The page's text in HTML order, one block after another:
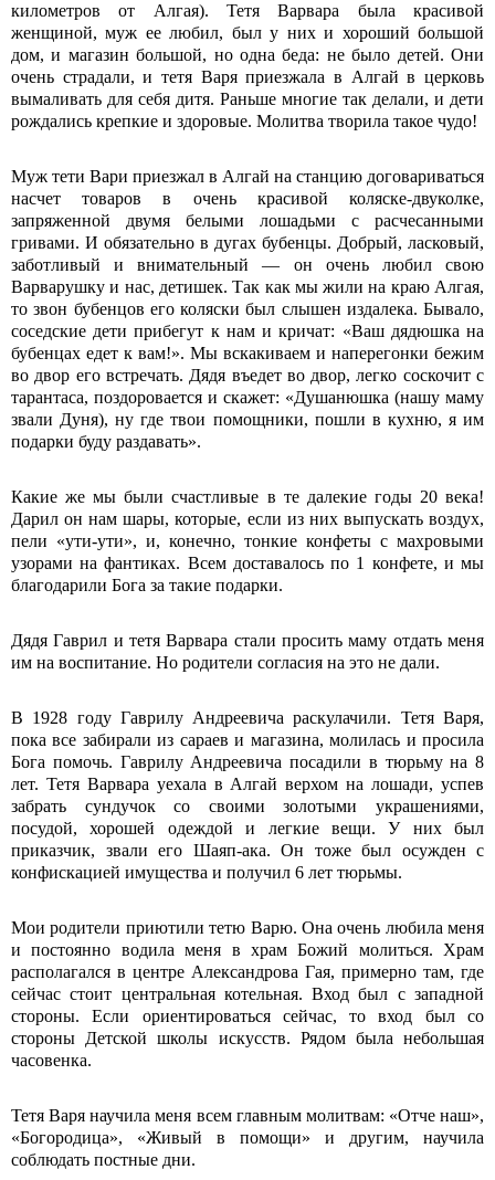
километров от Алгая). Тетя Варвара была красивой
женщиной, муж ее любил, был у них и хороший большой
дом, и магазин большой, но одна беда: не было детей. Они
очень страдали, и тетя Варя приезжала в Алгай в церковь
вымаливать для себя дитя. Раньше многие так делали, и дети
рождались крепкие и здоровые. Молитва творила такое чудо!
Муж тети Вари приезжал в Алгай на станцию договариваться
насчет товаров в очень красивой коляске-двуколке,
запряженной двумя белыми лошадьми с расчесанными
гривами. И обязательно в дугах бубенцы. Добрый, ласковый,
заботливый и внимательный — он очень любил свою
Варварушку и нас, детишек. Так как мы жили на краю Алгая,
то звон бубенцов его коляски был слышен издалека. Бывало,
соседские дети прибегут к нам и кричат: «Ваш дядюшка на
бубенцах едет к вам!». Мы вскакиваем и наперегонки бежим
во двор его встречать. Дядя въедет во двор, легко соскочит с
тарантаса, поздоровается и скажет: «Душанюшка (нашу маму
звали Дуня), ну где твои помощники, пошли в кухню, я им
подарки буду раздавать».
Какие же мы были счастливые в те далекие годы 20 века!
Дарил он нам шары, которые, если из них выпускать воздух,
пели «ути-ути», и, конечно, тонкие конфеты с махровыми
узорами на фантиках. Всем доставалось по 1 конфете, и мы
благодарили Бога за такие подарки.
Дядя Гаврил и тетя Варвара стали просить маму отдать меня
им на воспитание. Но родители согласия на это не дали.
В 1928 году Гаврилу Андреевича раскулачили. Тетя Варя,
пока все забирали из сараев и магазина, молилась и просила
Бога помочь. Гаврилу Андреевича посадили в тюрьму на 8
лет. Тетя Варвара уехала в Алгай верхом на лошади, успев
забрать сундучок со своими золотыми украшениями,
посудой, хорошей одеждой и легкие вещи. У них был
приказчик, звали его Шаяп-ака. Он тоже был осужден с
конфискацией имущества и получил 6 лет тюрьмы.
Мои родители приютили тетю Варю. Она очень любила меня
и постоянно водила меня в храм Божий молиться. Храм
располагался в центре Александрова Гая, примерно там, где
сейчас стоит центральная котельная. Вход был с западной
стороны. Если ориентироваться сейчас, то вход был со
стороны Детской школы искусств. Рядом была небольшая
часовенка.
Тетя Варя научила меня всем главным молитвам: «Отче наш»,
«Богородица», «Живый в помощи» и другим, научила
соблюдать постные дни.